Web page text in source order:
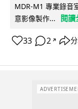
MDR-M1 專業錄音
意影像製作...
閱讀
33 2 ↗